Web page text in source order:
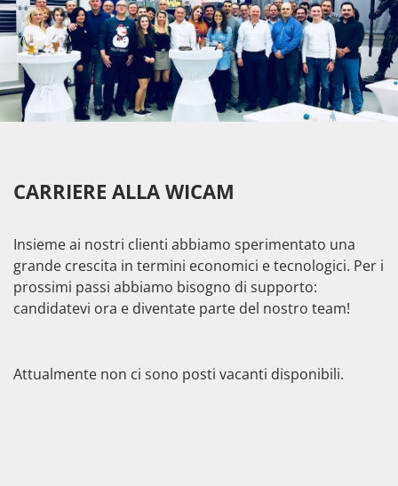
CARRIERE ALLA WICAM
Insieme ai nostri clienti abbiamo sperimentato una
grande crescita in termini economici e tecnologici. Per i
prossimi passi abbiamo bisogno di supporto:
candidatevi ora e diventate parte del nostro team!
Attualmente non ci sono posti vacanti disponibili.